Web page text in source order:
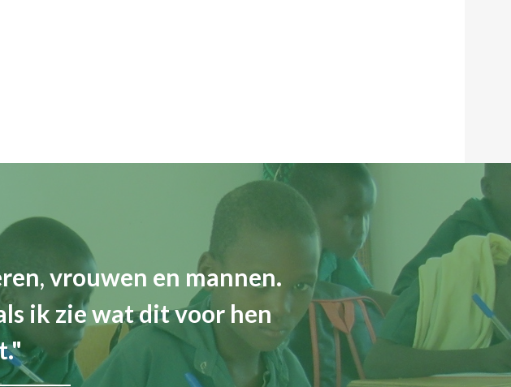
vrouwen en mannen.
ik zie wat dit voor hen